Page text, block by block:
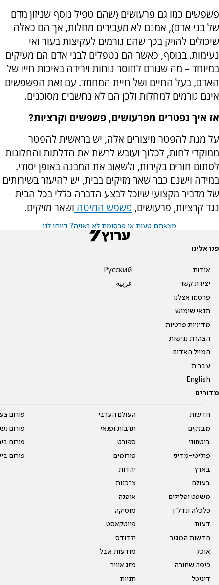
פשפשים כמו גם פרעושים (שהם טפיל נוסף שניזון מדם
של בני אדם), אמנם לא מעבירים מחלות, אך הם כאלה
שיכולים להזיק בכך שהם גורמים לעקיצות בעור ואי
נעימות. בנוסף, כאשר הם נטפלים לבני אדם הם מעיקים
במיוחד – מה שגורם לחוסר נוחות וירידה באיכות חייו של
האדם, בעל החיים ושל חיית המחמד. עם זאת הפשפשים
אינם גורמים למחלות ולכן הם לא נחשבים מסוכנים.
אז איך נפטרים מפרעושים, פשפשים וקרציות?
על מנת להפטר מיצורים אלה, יש בראשית להפטר
ממוקדי לחות, לכלוך ועובש לרשת את הדלתות והחלונות
לסתום חורים בקירות, ולשאוב את המבנה באופן יסודי.
במידה וישנם כבר שאר מזיקים בבית, יש להיעזר בשירותים
של מדביר מקצועי שיוכל לבצע הדברה כללי בכל הבית
נגד קרציות, פרעושים, פשפש המיטה ושאר מזיקים.
מצאתם טעות או פרסומת לא ראויה? דווחו לנו
פנו אלינו
אודות
יצירת קשר
פרסמו אצלנו
תנאי שימוש
מדיניות פרטיות
הצהרת נגישות
המייל האדום
עברית
English
Pусский
عربية
מדורים
חדשות
מבזקים
ביטחוני
פוליטי-מדיני
בארץ
בעולם
משפט ופלילים
כלכלה ונדל"ן
דעות
חדשות המגזר
אוכל
כיפה שחורה
דיגיטל
העולם הערבי
תרבות ופנאי
ספורט
פורומים
יהדות
צרכנות
אופנה
מוסיקה
פיוטקאסט
ילדודס
מודעות אבל
מזג אוויר
תגיות
פורום
פורום
פורום
פורום